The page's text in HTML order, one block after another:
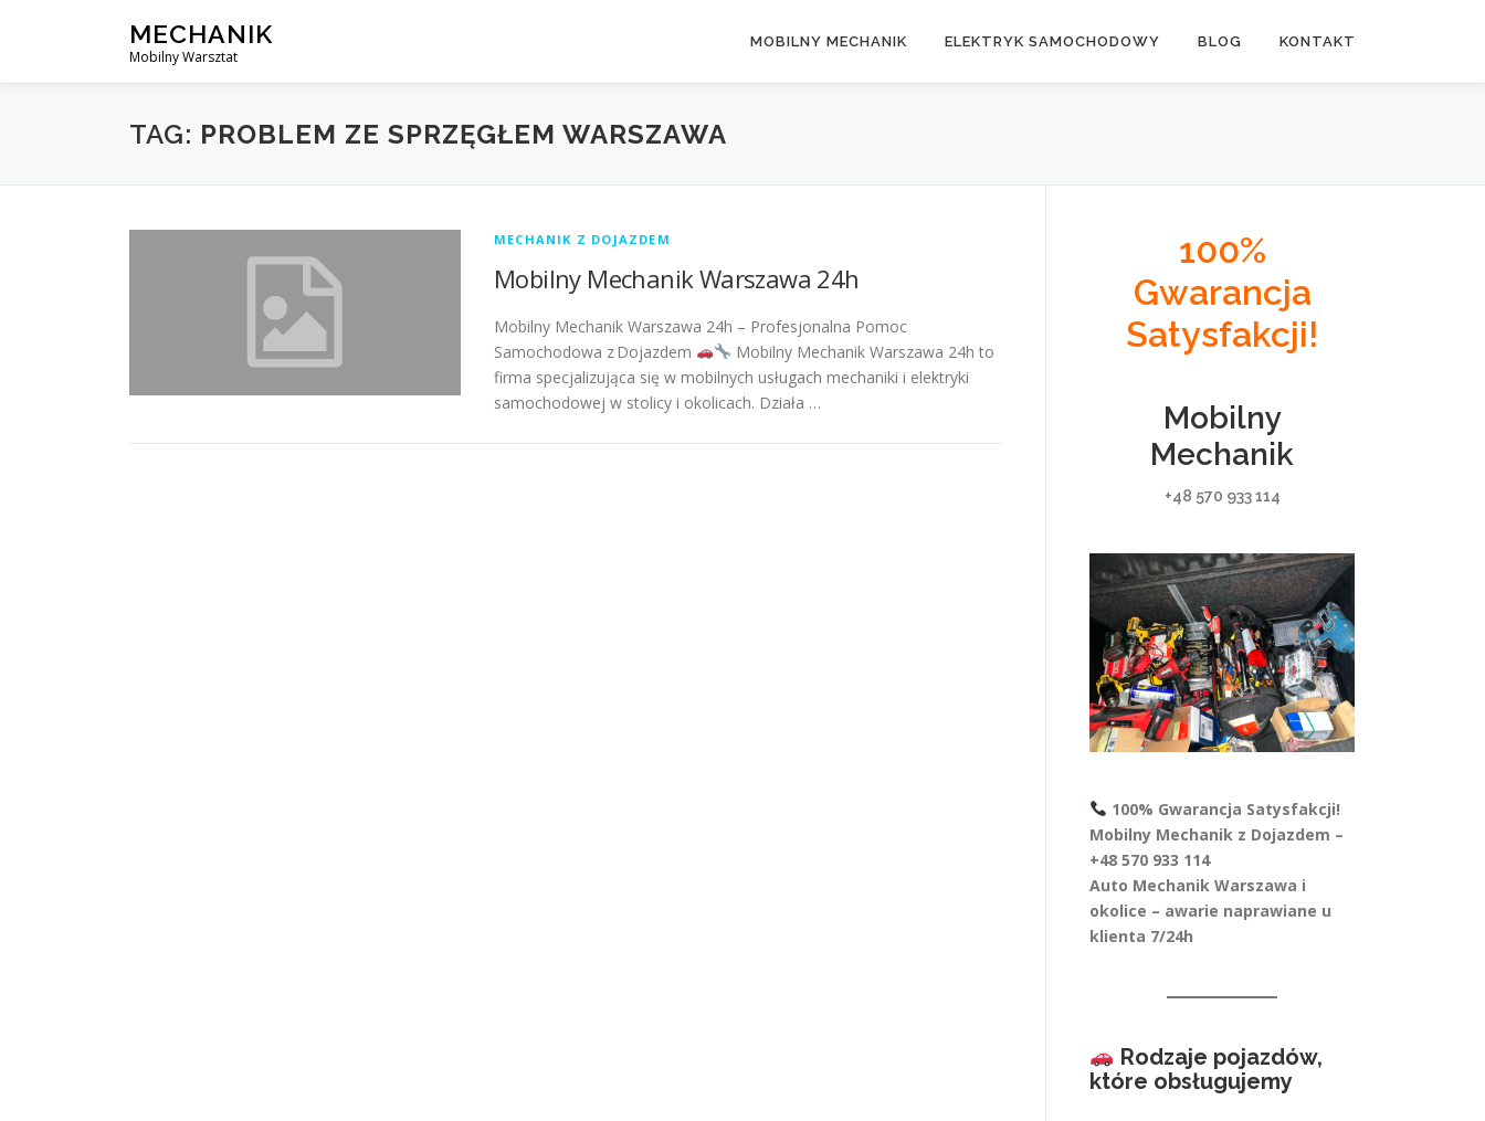
MECHANIK
Mobilny Warsztat
MOBILNY MECHANIK ELEKTRYK SAMOCHODOWY BLOG KONTAKT
TAG: PROBLEM ZE SPRZĘGŁEM WARSZAWA
MECHANIK Z DOJAZDEM
Mobilny Mechanik Warszawa 24h
Mobilny Mechanik Warszawa 24h – Profesjonalna Pomoc
Samochodowa z Dojazdem
Mobilny Mechanik Warszawa 24h to
firma specjalizująca się w mobilnych usługach mechaniki i elektryki
samochodowej w stolicy i okolicach. Działa …
100%
Gwarancja
Satysfakcji!
Mobilny
Mechanik
+48 570 933 114
100% Gwarancja Satysfakcji!
Mobilny Mechanik z Dojazdem –
+48 570 933 114
Auto Mechanik Warszawa i
okolice – awarie naprawiane u
klienta 7/24h
Rodzaje pojazdów,
które obsługujemy